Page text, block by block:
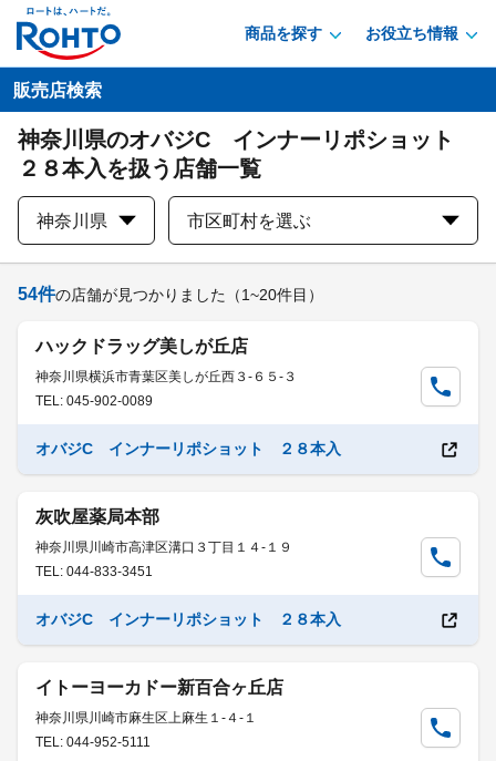
商品を探す お役立ち情報
販売店検索
神奈川県のオバジC インナーリポショット
２８本入を扱う店舗一覧
神奈川県 市区町村を選ぶ
54件の店舗が見つかりました （1~20件目）
ハックドラッグ美しが丘店
神奈川県横浜市青葉区美しが丘西３-６５-３
TEL: 045-902-0089
オバジC インナーリポショット ２８本入
灰吹屋薬局本部
神奈川県川崎市高津区溝口３丁目１４-１９
TEL: 044-833-3451
オバジC インナーリポショット ２８本入
イトーヨーカドー新百合ヶ丘店
神奈川県川崎市麻生区上麻生１-４-１
TEL: 044-952-5111